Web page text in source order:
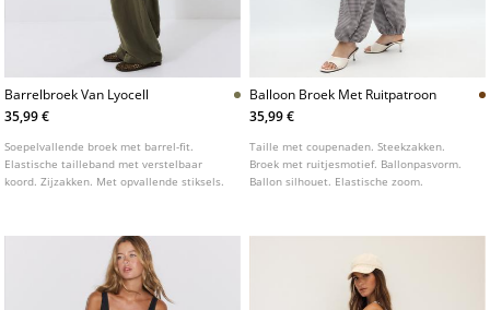
Barrelbroek Van Lyocell
35,99 €
Soepelvallende broek met barrel-fit.
Elastische tailleband met verstelbaar
koord. Zijzakken. Met opvallende stiksels.
Balloon Broek Met Ruitpatroon
35,99 €
Taille met coupenaden. Steekzakken.
Broek met ruitjesmotief. Ballonpasvorm.
Ballon silhouet. Elastische zoom.